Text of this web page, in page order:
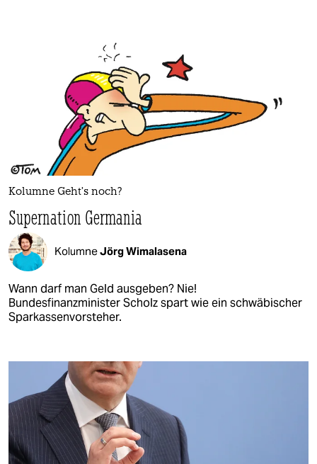
Kolumne Geht’s noch?
Supernation Germania
KolumneJörg Wimalasena
Wann darf man Geld ausgeben? Nie!
Bundesfinanzminister Scholz spart wie ein schwäbischer
Sparkassenvorsteher.